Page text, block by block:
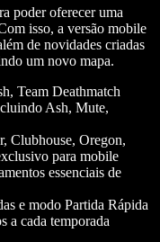
poder oferecer uma
isso, a versão mobile
de novidades criadas
um novo mapa.
Team Deathmatch
Ash, Mute,
Clubhouse, Oregon,
para mobile
essenciais de
e modo Partida Rápida
a cada temporada